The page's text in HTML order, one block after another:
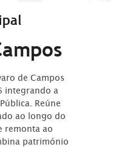
de Campos
integrando a
Reúne
ao longo do
remonta ao
património